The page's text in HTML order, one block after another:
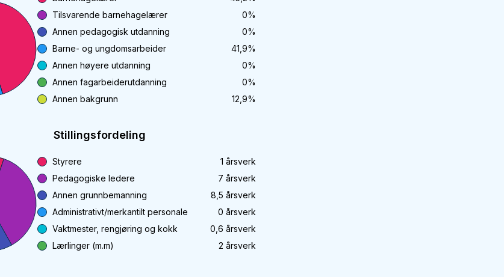
Tilsvarende barnehagelærer
0%
Annen pedagogisk utdanning
0%
Barne- og ungdomsarbeider
41,9%
Annen høyere utdanning
0%
Annen fagarbeiderutdanning
0%
Annen bakgrunn
12,9%
Stillingsfordeling
Styrere 1 årsverk
Pedagogiske ledere
7 årsverk
Annen grunnbemanning
8,5 årsverk
Administrativt/merkantilt personale
0 årsverk
Vaktmester, rengjøring og kokk
0,6 årsverk
Lærlinger (m.m)
2 årsverk